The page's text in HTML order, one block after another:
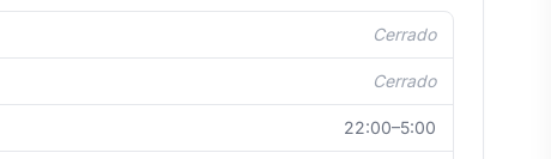
Cerrado
Cerrado
22:00–5:00